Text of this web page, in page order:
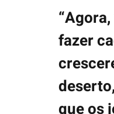
fazer
que os